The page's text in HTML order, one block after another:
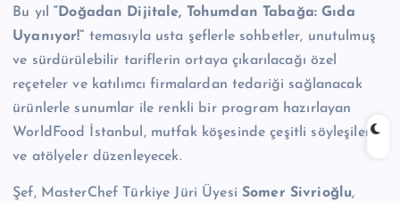
Bu yıl“Doğadan Dijitale, Tohumdan Tabağa: Gıda
Uyanıyor!” temasıyla usta şeflerle sohbetler, unutulmuş
ve sürdürülebilir tariflerin ortaya çıkarılacağı özel
reçeteler ve katılımcı firmalardan tedariği sağlanacak
ürünlerle sunumlar ile renkli bir program hazırlayan
WorldFood İstanbul, mutfak köşesinde çeşitli söyleşiler
ve atölyeler düzenleyecek.
Şef, MasterChef Türkiye Jüri ÜyesiSomer Sivrioğlu,